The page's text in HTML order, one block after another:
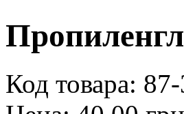
Код товара: